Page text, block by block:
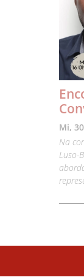
Mi,
Na
Luso-